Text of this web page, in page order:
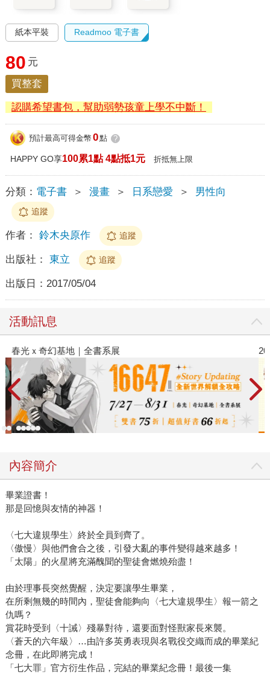
紙本平裝 Readmoo 電子書
80 元
買整套
認購希望書包，幫助弱勢孩童上學不中斷！
預計最高可得金幣 0點 ?
HAPPY GO享100累1點 4點抵1元 折抵無上限
分類： 電子書 ＞ 漫畫 ＞ 日系戀愛 ＞ 男性向
追蹤
作者： 鈴木央原作 追蹤
出版社： 東立 追蹤
出版日： 2017/05/04
活動訊息
春光ｘ奇幻基地｜全書系展
內容簡介
畢業證書！
那是回憶與友情的神器！
〈七大違規學生〉終於全員到齊了。
〈傲慢〉與他們會合之後，引發大亂的事件變得越來越多！
「太陽」的火星將充滿醜聞的聖徒會燃燒殆盡！
由於理事長突然覺醒，決定要讓學生畢業，
在所剩無幾的時間內，聖徒會能夠向〈七大違規學生〉報一箭之
仇嗎？
賞花時受到〈十誡〉殘暴對待，還要面對怪獸家長來襲。
〈蒼天的六年級〉…由許多英勇表現與名戰役交織而成的畢業紀
念冊，在此即將完成！
「七大罪」官方衍生作品，完結的畢業紀念冊！最後一集